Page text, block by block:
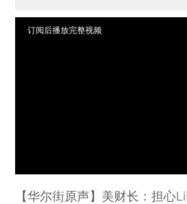
订阅后播放完整视频
【华尔街原声】美财长：担心